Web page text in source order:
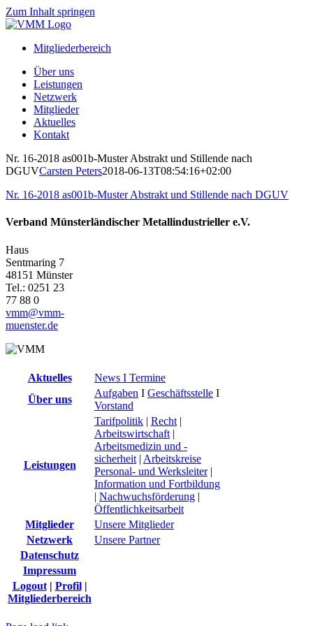
Zum Inhalt springen
Mitgliederbereich
Über uns
Leistungen
Netzwerk
Mitglieder
Aktuelles
Kontakt
Nr. 16-2018 as001b-Muster Abstrakt und Stillende nach
DGUVCarsten Peters2018-06-13T08:54:16+02:00
Nr. 16-2018 as001b-Muster Abstrakt und Stillende nach DGUV
Verband Münsterländischer Metallindustrieller e.V.
Haus
Sentmaring 7
48151 Münster
Tel.: 0251 23
77 88 0
vmm@vmm-
muenster.de
Aktuelles
News I Termine
Über uns
Aufgaben I Geschäftsstelle I
Vorstand
Leistungen
Tarifpolitik | Recht |
Arbeitswirtschaft |
Arbeitsmedizin und -
sicherheit | Arbeitskreise
Personal- und Werksleiter|
Information und Fortbildung
| Nachwuchsförderung |
Öffentlichkeitsarbeit
Mitglieder
Unsere Mitglieder
Netzwerk
Unsere Partner
Datenschutz
Impressum
Logout| Profil|
Mitgliederbereich